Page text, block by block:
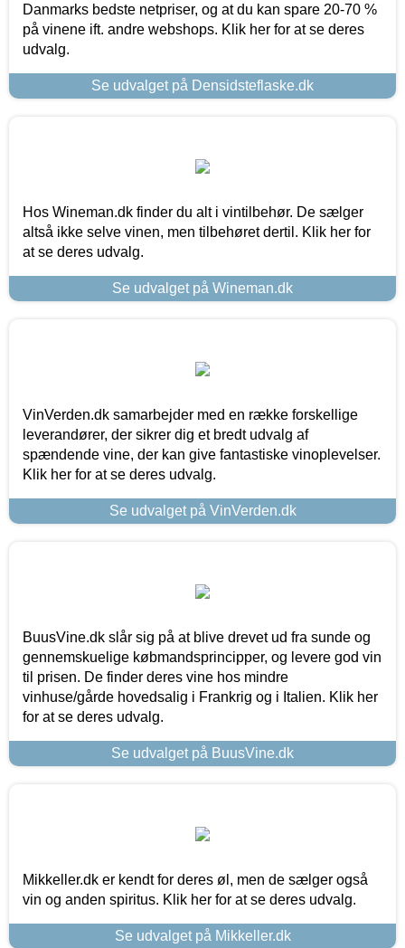
Danmarks bedste netpriser, og at du kan spare 20-70 %
på vinene ift. andre webshops. Klik her for at se deres
udvalg.
Se udvalget på Densidsteflaske.dk
Hos Wineman.dk finder du alt i vintilbehør. De sælger
altså ikke selve vinen, men tilbehøret dertil. Klik her for
at se deres udvalg.
Se udvalget på Wineman.dk
VinVerden.dk samarbejder med en række forskellige
leverandører, der sikrer dig et bredt udvalg af
spændende vine, der kan give fantastiske vinoplevelser.
Klik her for at se deres udvalg.
Se udvalget på VinVerden.dk
BuusVine.dk slår sig på at blive drevet ud fra sunde og
gennemskuelige købmandsprincipper, og levere god vin
til prisen. De finder deres vine hos mindre
vinhuse/gårde hovedsalig i Frankrig og i Italien. Klik her
for at se deres udvalg.
Se udvalget på BuusVine.dk
Mikkeller.dk er kendt for deres øl, men de sælger også
vin og anden spiritus. Klik her for at se deres udvalg.
Se udvalget på Mikkeller.dk